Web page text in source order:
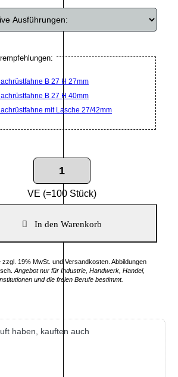
B 27 H 27mm
B 27 H 40mm
mit Lasche 27/42mm
VE (=100 Stück)
zzgl. 19% MwSt. und Versandkosten. Abbildungen
Angebot nur für Industrie, Handwerk, Handel,
und die freien Berufe bestimmt.
haben, kauften auch